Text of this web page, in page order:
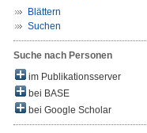
Blättern
Suchen
Suche nach Personen
im Publikationsserver
bei BASE
bei Google Scholar